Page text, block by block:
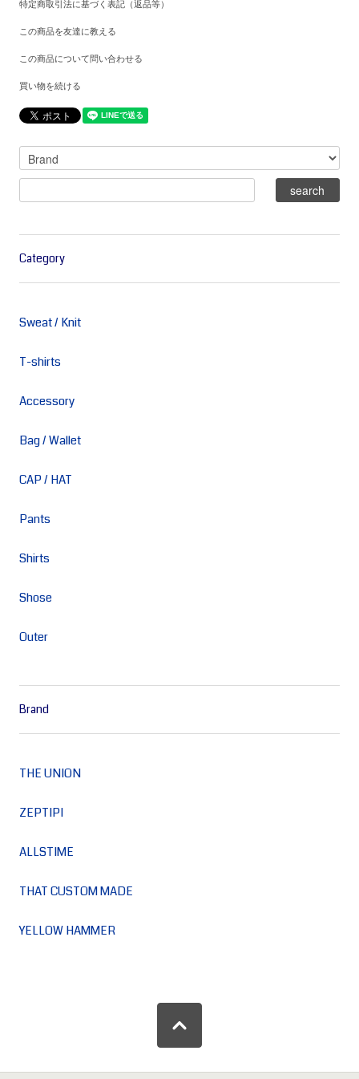
特定商取引法に基づく表記（返品等）
この商品を友達に教える
この商品について問い合わせる
買い物を続ける
Category
Sweat / Knit
T-shirts
Accessory
Bag / Wallet
CAP / HAT
Pants
Shirts
Shose
Outer
Brand
THE UNION
ZEPTIPI
ALLSTIME
THAT CUSTOM MADE
YELLOW HAMMER